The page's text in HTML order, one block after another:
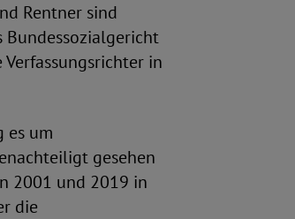
Rentner sind
in
es um
gesehen
2001 und 2019 in
die